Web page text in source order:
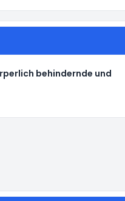
behindernde und